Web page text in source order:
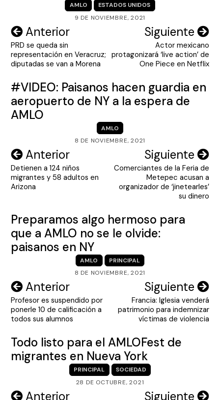
AMLO
ESTADOS UNIDOS
9 DE NOVIEMBRE, 2021
Navegación
de
entradas
Anterior
PRD se queda sin
representación en Veracruz;
diputadas se van a Morena
Siguiente
Actor mexicano
protagonizará ‘live action’ de
One Piece en Netflix
#VIDEO: Paisanos hacen guardia en
aeropuerto de NY a la espera de
AMLO
AMLO
8 DE NOVIEMBRE, 2021
Navegación
de
entradas
Anterior
Detienen a 124 niños
migrantes y 58 adultos en
Arizona
Siguiente
Comerciantes de la Feria de
Metepec acusan a
organizador de ‘jinetearles’
su dinero
Preparamos algo hermoso para
que a AMLO no se le olvide:
paisanos en NY
AMLO
PRINCIPAL
8 DE NOVIEMBRE, 2021
Navegación
de
entradas
Anterior
Profesor es suspendido por
ponerle 10 de calificación a
todos sus alumnos
Siguiente
Francia: Iglesia venderá
patrimonio para indemnizar
víctimas de violencia
Todo listo para el AMLOFest de
migrantes en Nueva York
PRINCIPAL
SOCIEDAD
28 DE OCTUBRE, 2021
Navegación
Anterior Siguiente